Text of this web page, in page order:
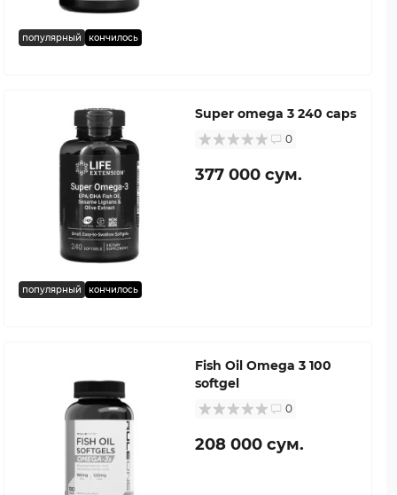
популярный кончилось
популярный кончилось
Super omega 3 240 caps
0
377 000 сум.
Fish Oil Omega 3 100
softgel
0
208 000 сум.